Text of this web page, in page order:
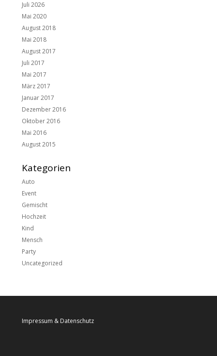
Juli 2026
Mai 2020
August 2018
Mai 2018
August 2017
Juli 2017
Mai 2017
März 2017
Januar 2017
Dezember 2016
Oktober 2016
Mai 2016
August 2015
Kategorien
Auto
Event
Gemischt
Hochzeit
Kind
Mensch
Party
Uncategorized
Impressum & Datenschutz